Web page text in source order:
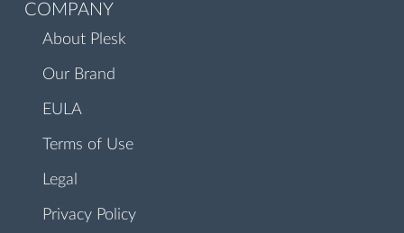
COMPANY
About Plesk
Our Brand
EULA
Terms of Use
Legal
Privacy Policy